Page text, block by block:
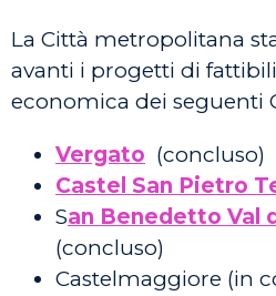
La Città metropolitana
avanti i progetti di
economica dei seguenti
Vergato (concluso)
Castel San Pietro
San Benedetto Val
(concluso)
Castelmaggiore (in